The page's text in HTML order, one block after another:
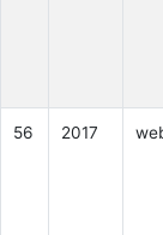
56 2017